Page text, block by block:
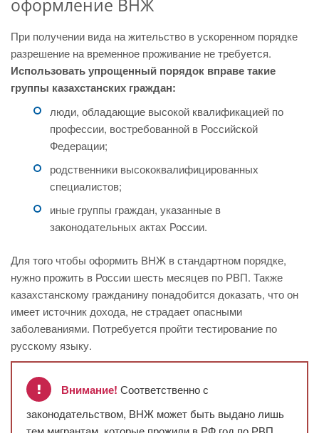
оформление ВНЖ
При получении вида на жительство в ускоренном порядке
разрешение на временное проживание не требуется.
Использовать упрощенный порядок вправе такие
группы казахстанских граждан:
люди, обладающие высокой квалификацией по
профессии, востребованной в Российской
Федерации;
родственники высококвалифицированных
специалистов;
иные группы граждан, указанные в
законодательных актах России.
Для того чтобы оформить ВНЖ в стандартном порядке,
нужно прожить в России шесть месяцев по РВП. Также
казахстанскому гражданину понадобится доказать, что он
имеет источник дохода, не страдает опасными
заболеваниями. Потребуется пройти тестирование по
русскому языку.
Внимание! Соответственно с
законодательством, ВНЖ может быть выдано лишь